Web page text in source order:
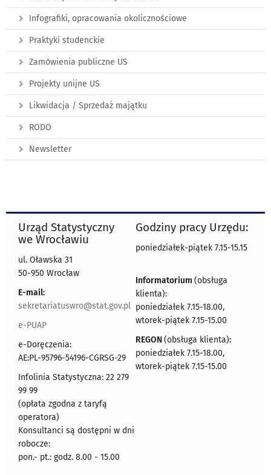
Infografiki, opracowania okolicznościowe
Praktyki studenckie
Zamówienia publiczne US
Projekty unijne US
Likwidacja / Sprzedaż majątku
RODO
Newsletter
Urząd Statystyczny
we Wrocławiu
ul. Oławska 31
50-950 Wrocław
E-mail:
sekretariatuswro@stat.gov.pl
e-PUAP
e-Doręczenia:
AE:PL-95796-54196-CGRSG-29
Infolinia Statystyczna: 22 279
99 99
(opłata zgodna z taryfą
operatora)
Konsultanci są dostępni w dni
robocze:
pon.- pt.: godz. 8.00 - 15.00
Godziny pracy Urzędu:
poniedziałek-piątek 7.15-15.15
Informatorium (obsługa
klienta):
poniedziałek 7.15-18.00,
wtorek-piątek 7.15-15.00
REGON(obsługa klienta):
poniedziałek 7.15-18.00,
wtorek-piątek 7.15-15.00